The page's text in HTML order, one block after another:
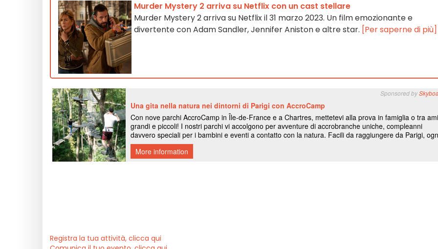
Murder Mystery 2 arriva su Netflix con un cast stellare
Murder Mystery 2 arriva su Netflix il 31 marzo 2023. Un film emozionante e
divertente con Adam Sandler, Jennifer Aniston e altre star. [Per saperne di più]
Registra la tua attività, clicca qui